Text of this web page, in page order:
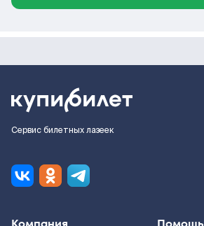
Сервис билетных лазеек